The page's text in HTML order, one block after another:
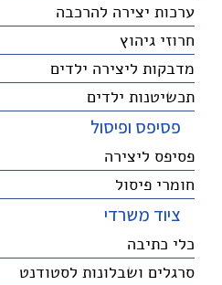
ערכות יצירה להרכבה
חרוזי גיהוץ
מדבקות ליצירה ילדים
תכשיטנות ילדים
פסיפס ופיסול
פסיפס ליצירה
חומרי פיסול
ציוד משרדי
כלי כתיבה
סרגלים ושבלונות לסטודנט